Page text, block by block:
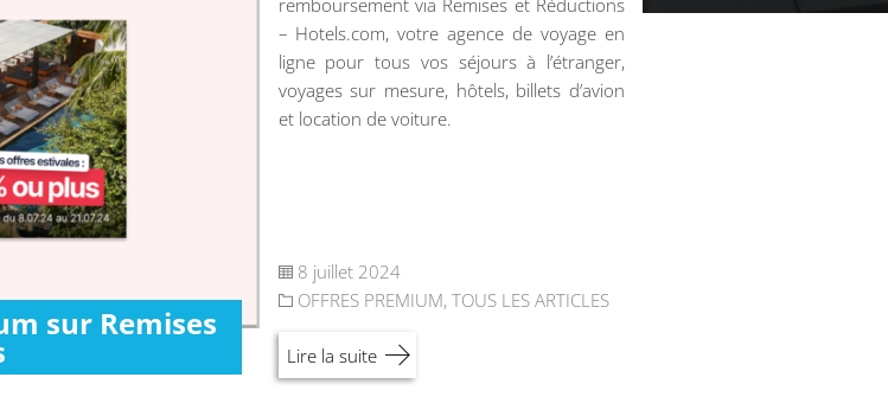
sur Remises
– Hotels.com, votre agence de voyage en
ligne pour tous vos séjours à l’étranger,
voyages sur mesure, hôtels, billets d’avion
et location de voiture.
8 juillet 2024
OFFRES PREMIUM, TOUS LES ARTICLES
Lire la suite